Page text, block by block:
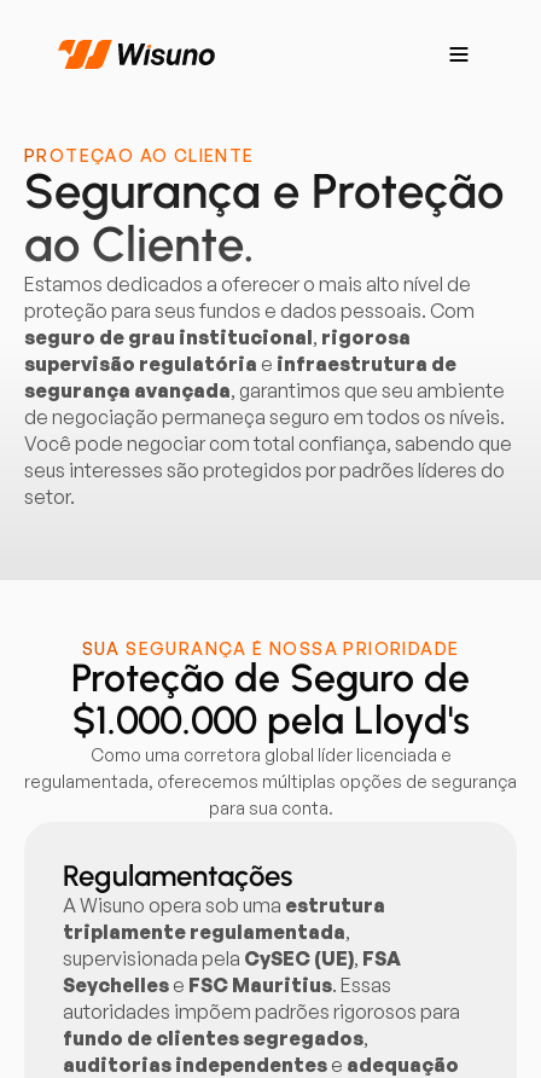
PROTEÇÃO AO CLIENTE
Segurança e Proteção
ao Cliente.
Estamos dedicados a oferecer o mais alto nível de
proteção para seus fundos e dados pessoais. Com
seguro de grau institucional, rigorosa
supervisão regulatória e infraestrutura de
segurança avançada, garantimos que seu ambiente
de negociação permaneça seguro em todos os níveis.
Você pode negociar com total confiança, sabendo que
seus interesses são protegidos por padrões líderes do
setor.
SUA SEGURANÇA É NOSSA PRIORIDADE
Proteção de Seguro de
$1.000.000 pela Lloyd's
Como uma corretora global líder licenciada e
regulamentada, oferecemos múltiplas opções de segurança
para sua conta.
Regulamentações
A Wisuno opera sob uma estrutura
triplamente regulamentada,
supervisionada pela CySEC (UE), FSA
Seychelles e FSC Mauritius. Essas
autoridades impõem padrões rigorosos para
fundo de clientes segregados,
auditorias independentes e adequação